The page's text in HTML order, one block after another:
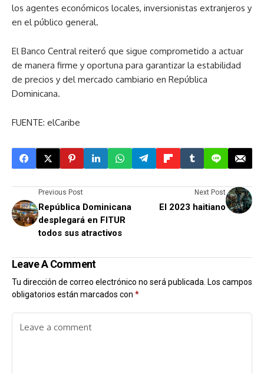
los agentes económicos locales, inversionistas extranjeros y
en el público general.
El Banco Central reiteró que sigue comprometido a actuar
de manera firme y oportuna para garantizar la estabilidad
de precios y del mercado cambiario en República
Dominicana.
FUENTE: elCaribe
Previous Post
República Dominicana
desplegará en FITUR
todos sus atractivos
Next Post
El 2023 haitiano
Leave A Comment
Tu dirección de correo electrónico no será publicada. Los campos
obligatorios están marcados con *